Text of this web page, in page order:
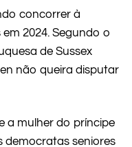
concorrer à
2024. Segundo o
de Sussex
não queira disputar
a mulher do príncipe
democratas seniores